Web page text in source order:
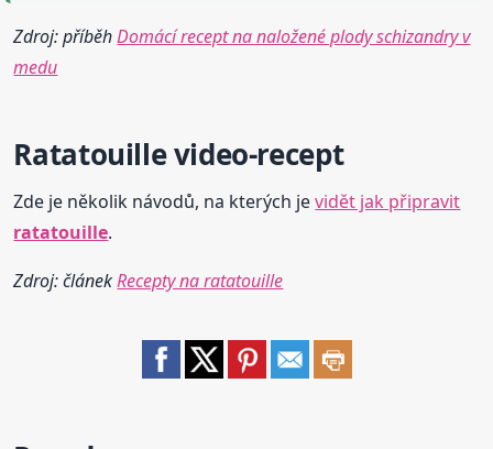
Zdroj: příběhDomácí recept na naložené plody schizandry v
medu
Ratatouillevideo-recept
Zde je několik návodů, na kterých jevidět jak připravit
ratatouille.
Zdroj: článekRecepty na ratatouille